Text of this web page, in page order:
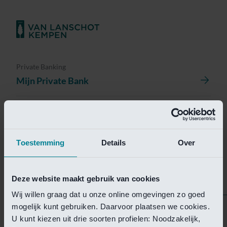
Toestemming Details Over
Deze website maakt gebruik van cookies
Wij willen graag dat u onze online omgevingen zo goed
mogelijk kunt gebruiken. Daarvoor plaatsen we cookies.
U kunt kiezen uit drie soorten profielen: Noodzakelijk,
Private Banking
Mijn Private Bank
Helaas is deze pagina